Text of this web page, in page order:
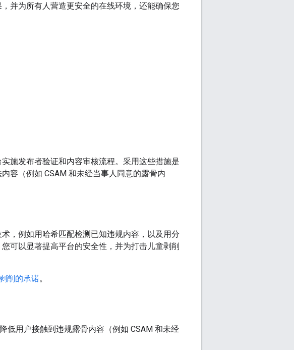
并为所有人营造更安全的在线环境，还能确保您
施发布者验证和内容审核流程。采用这些措施是
容（例如 CSAM 和未经当事人同意的露骨内
，例如用哈希匹配检测已知违规内容，以及用分
可以显著提高平台的安全性，并为打击儿童剥削
削的承诺。
低用户接触到违规露骨内容（例如 CSAM 和未经